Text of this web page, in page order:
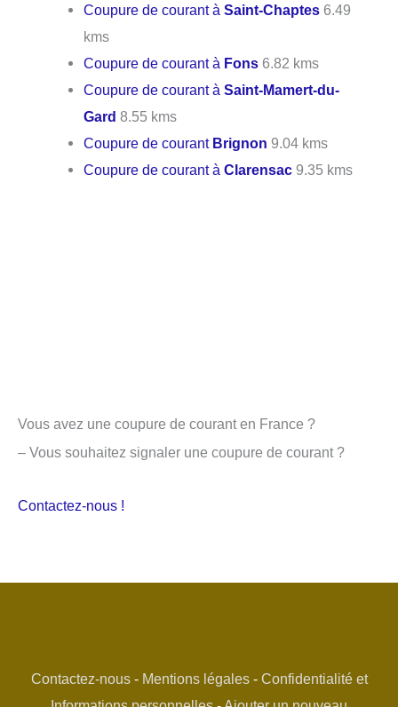
Coupure de courant àSaint-Chaptes 6.49
kms
Coupure de courant à Fons 6.82 kms
Coupure de courant àSaint-Mamert-du-
Gard 8.55 kms
Coupure de courant Brignon 9.04 kms
Coupure de courant àClarensac 9.35 kms
Vous avez une coupure de courant en France ?
– Vous souhaitez signaler une coupure de courant ?
Contactez-nous !
Contactez-nous- Mentions légales- Confidentialité et